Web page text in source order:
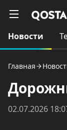
Новости
Главная
02.07.2026